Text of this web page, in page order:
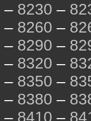
– 8230 –
– 8260 –
– 8290 –
– 8320 –
– 8350 –
– 8380 –
– 8410 –